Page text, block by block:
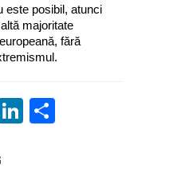
este posibil, atunci
majoritate
fără
LinkedIn